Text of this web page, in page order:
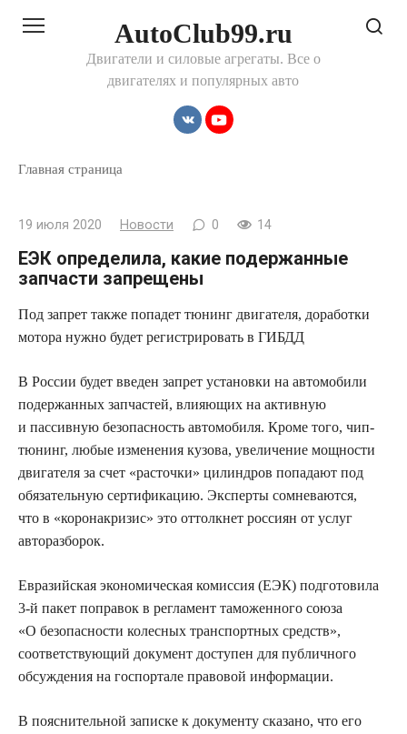
AutoClub99.ru
Двигатели и силовые агрегаты. Все о
двигателях и популярных авто
Главная страница
19 июля 2020 Новости 0 14
ЕЭК определила, какие подержанные
запчасти запрещены
Под запрет также попадет тюнинг двигателя, доработки
мотора нужно будет регистрировать в ГИБДД
В России будет введен запрет установки на автомобили
подержанных запчастей, влияющих на активную
и пассивную безопасность автомобиля. Кроме того, чип-
тюнинг, любые изменения кузова, увеличение мощности
двигателя за счет «расточки» цилиндров попадают под
обязательную сертификацию. Эксперты сомневаются,
что в «коронакризис» это оттолкнет россиян от услуг
авторазборок.
Евразийская экономическая комиссия (ЕЭК) подготовила
3-й пакет поправок в регламент таможенного союза
«О безопасности колесных транспортных средств»,
соответствующий документ доступен для публичного
обсуждения на госпортале правовой информации.
В пояснительной записке к документу сказано, что его